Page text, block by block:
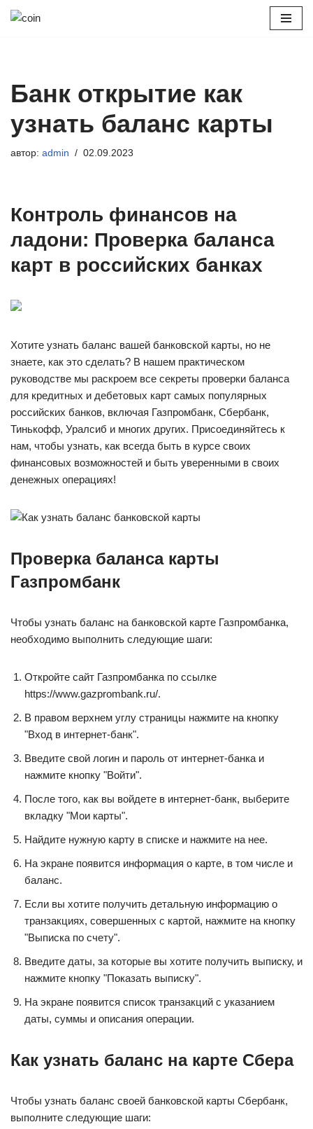
Банк открытие как
узнать баланс карты
автор: admin 02.09.2023
Контроль финансов на
ладони: Проверка баланса
карт в российских банках
Хотите узнать баланс вашей банковской карты, но не
знаете, как это сделать? В нашем практическом
руководстве мы раскроем все секреты проверки баланса
для кредитных и дебетовых карт самых популярных
российских банков, включая Газпромбанк, Сбербанк,
Тинькофф, Уралсиб и многих других. Присоединяйтесь к
нам, чтобы узнать, как всегда быть в курсе своих
финансовых возможностей и быть уверенными в своих
денежных операциях!
Проверка баланса карты
Газпромбанк
Чтобы узнать баланс на банковской карте Газпромбанка,
необходимо выполнить следующие шаги:
Откройте сайт Газпромбанка по ссылке
https://www.gazprombank.ru/.
В правом верхнем углу страницы нажмите на кнопку
"Вход в интернет-банк".
Введите свой логин и пароль от интернет-банка и
нажмите кнопку "Войти".
После того, как вы войдете в интернет-банк, выберите
вкладку "Мои карты".
Найдите нужную карту в списке и нажмите на нее.
На экране появится информация о карте, в том числе и
баланс.
Если вы хотите получить детальную информацию о
транзакциях, совершенных с картой, нажмите на кнопку
"Выписка по счету".
Введите даты, за которые вы хотите получить выписку, и
нажмите кнопку "Показать выписку".
На экране появится список транзакций с указанием
даты, суммы и описания операции.
Как узнать баланс на карте Сбера
Чтобы узнать баланс своей банковской карты Сбербанк,
выполните следующие шаги: